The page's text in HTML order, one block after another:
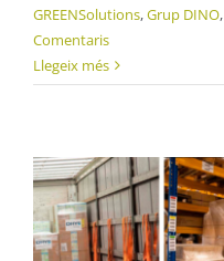
GREENSolutions,Grup DINO,
Comentaris
Llegeix més